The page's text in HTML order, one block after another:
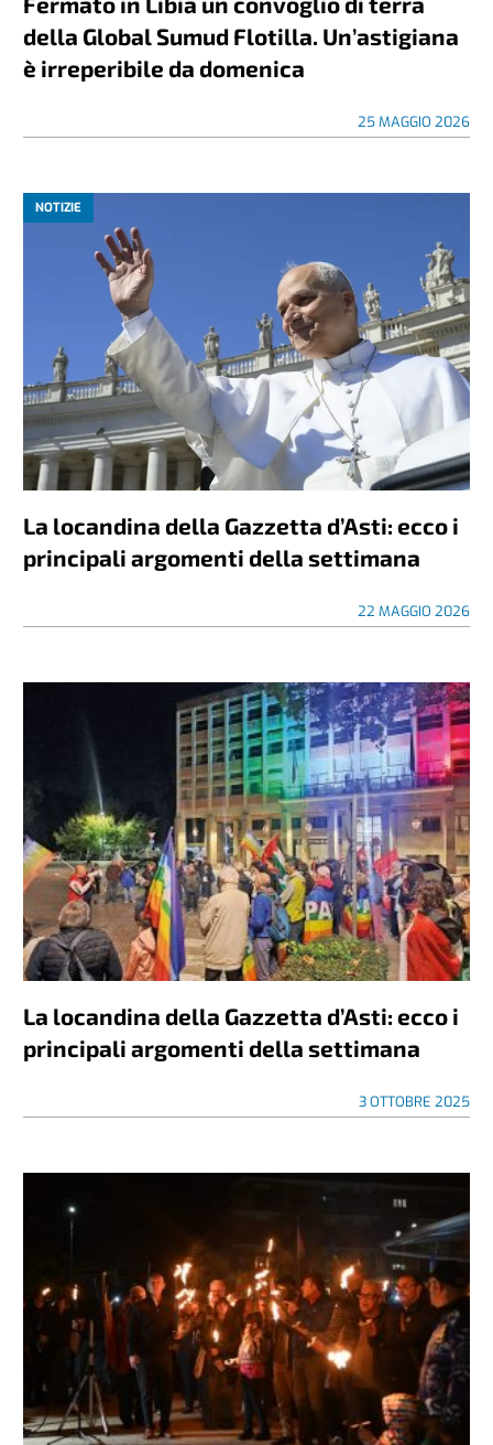
della Global Sumud Flotilla. Un’astigiana
è irreperibile da domenica
25 MAGGIO 2026
NOTIZIE
La locandina della Gazzetta d’Asti: ecco i
principali argomenti della settimana
22 MAGGIO 2026
La locandina della Gazzetta d’Asti: ecco i
principali argomenti della settimana
3 OTTOBRE 2025